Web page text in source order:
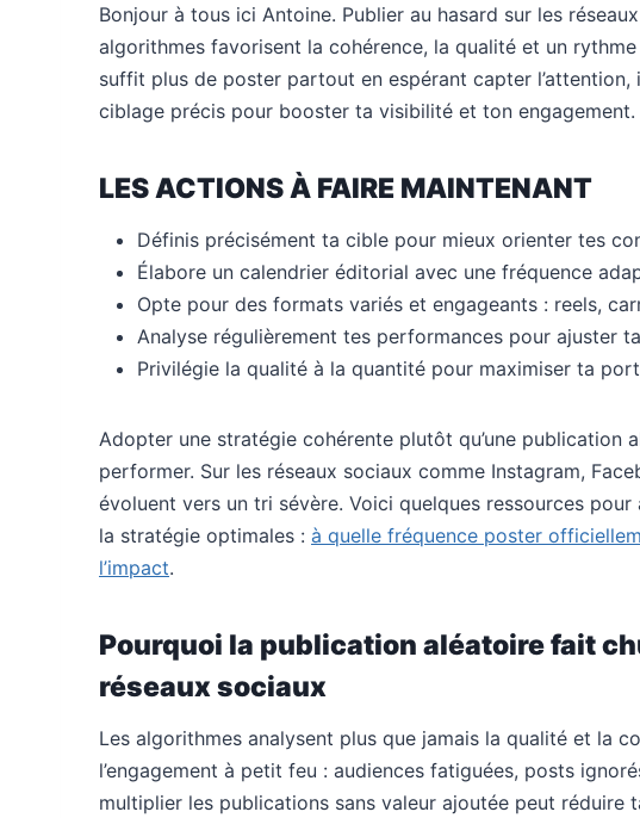
Bonjour à tous ici Antoine. Publier au hasard sur les
algorithmes favorisent la cohérence, la qualité et un
suffit plus de poster partout en espérant capter
ciblage précis pour booster ta visibilité et ton engagement.
LES ACTIONS À FAIRE MAINTENANT
Définis précisément ta cible pour mieux orienter tes
Élabore un calendrier éditorial avec une fréquence
Opte pour des formats variés et engageants : reels,
Analyse régulièrement tes performances pour ajuster
Privilégie la qualité à la quantité pour maximiser ta
Adopter une stratégie cohérente plutôt qu’une publication
performer. Sur les réseaux sociaux comme Instagram,
évoluent vers un tri sévère. Voici quelques ressources
la stratégie optimales : à quelle fréquence poster
l’impact.
Pourquoi la publication aléatoire fait
réseaux sociaux
Les algorithmes analysent plus que jamais la qualité et la
l’engagement à petit feu : audiences fatiguées, posts
multiplier les publications sans valeur ajoutée peut réduire